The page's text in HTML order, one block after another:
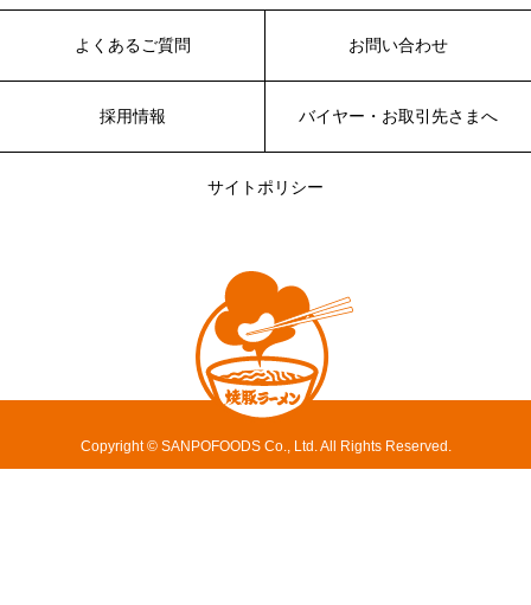
よくあるご質問 お問い合わせ
採用情報
サイトポリシー
バイヤー・お取引先さまへ
Copyright © SANPOFOODS Co., Ltd. All Rights Reserved.